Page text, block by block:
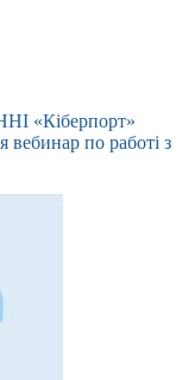
«Кіберпорт»
вебинар по работі з